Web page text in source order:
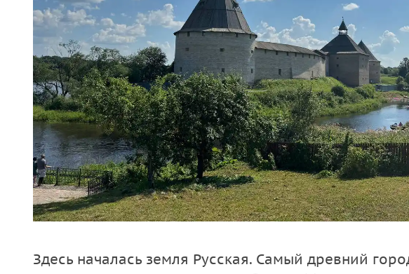
Здесь началась земля Русская. Самый древний